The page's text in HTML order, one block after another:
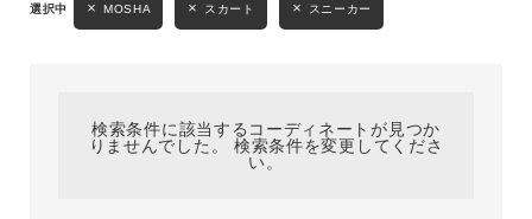
LADIES
MOSHA スカート スニーカー
検索条件に該当するコーディネートが見つか
りませんでした。 検索条件を変更してくださ
い。